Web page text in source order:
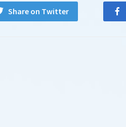
Share on Twitter